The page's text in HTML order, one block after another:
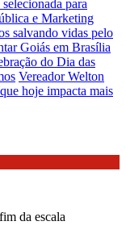
para
e Marketing
salvando vidas pelo
Goiás em Brasília
do Dia das
Vereador Welton
hoje impacta mais